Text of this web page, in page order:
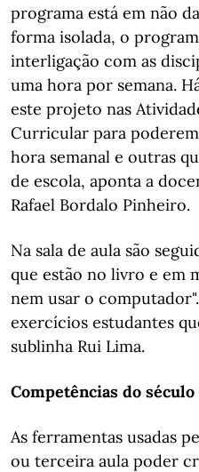
programa está em não
forma isolada, o
interligação com as
uma hora por semana.
este projeto nas
Curricular para
hora semanal e outras
de escola, aponta a
Rafael Bordalo Pinheiro.
Na sala de aula são
que estão no livro e em
nem usar o
exercícios estudantes
sublinha Rui Lima.
Competências do
As ferramentas usadas
ou terceira aula poder